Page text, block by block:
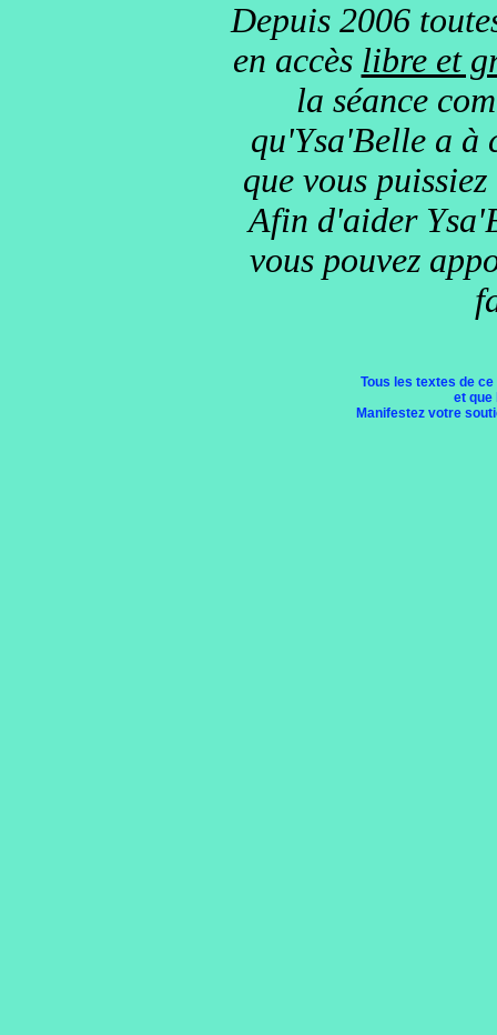
Depuis 2006
en accès libre et
la séance
qu'Ysa'Belle a à
que vous
Afin d'aider
vous pouvez
Tous les textes de
et
Manifestez votre